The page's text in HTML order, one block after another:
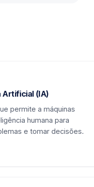
Artificial (IA)
permite a máquinas
humana para
e tomar decisões.